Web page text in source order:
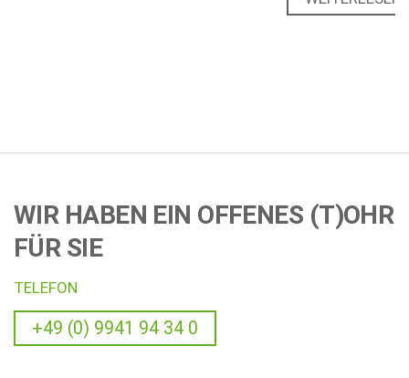
WIR HABEN EIN OFFENES (T)OHR
FÜR SIE
TELEFON
+49 (0) 9941 94 34 0